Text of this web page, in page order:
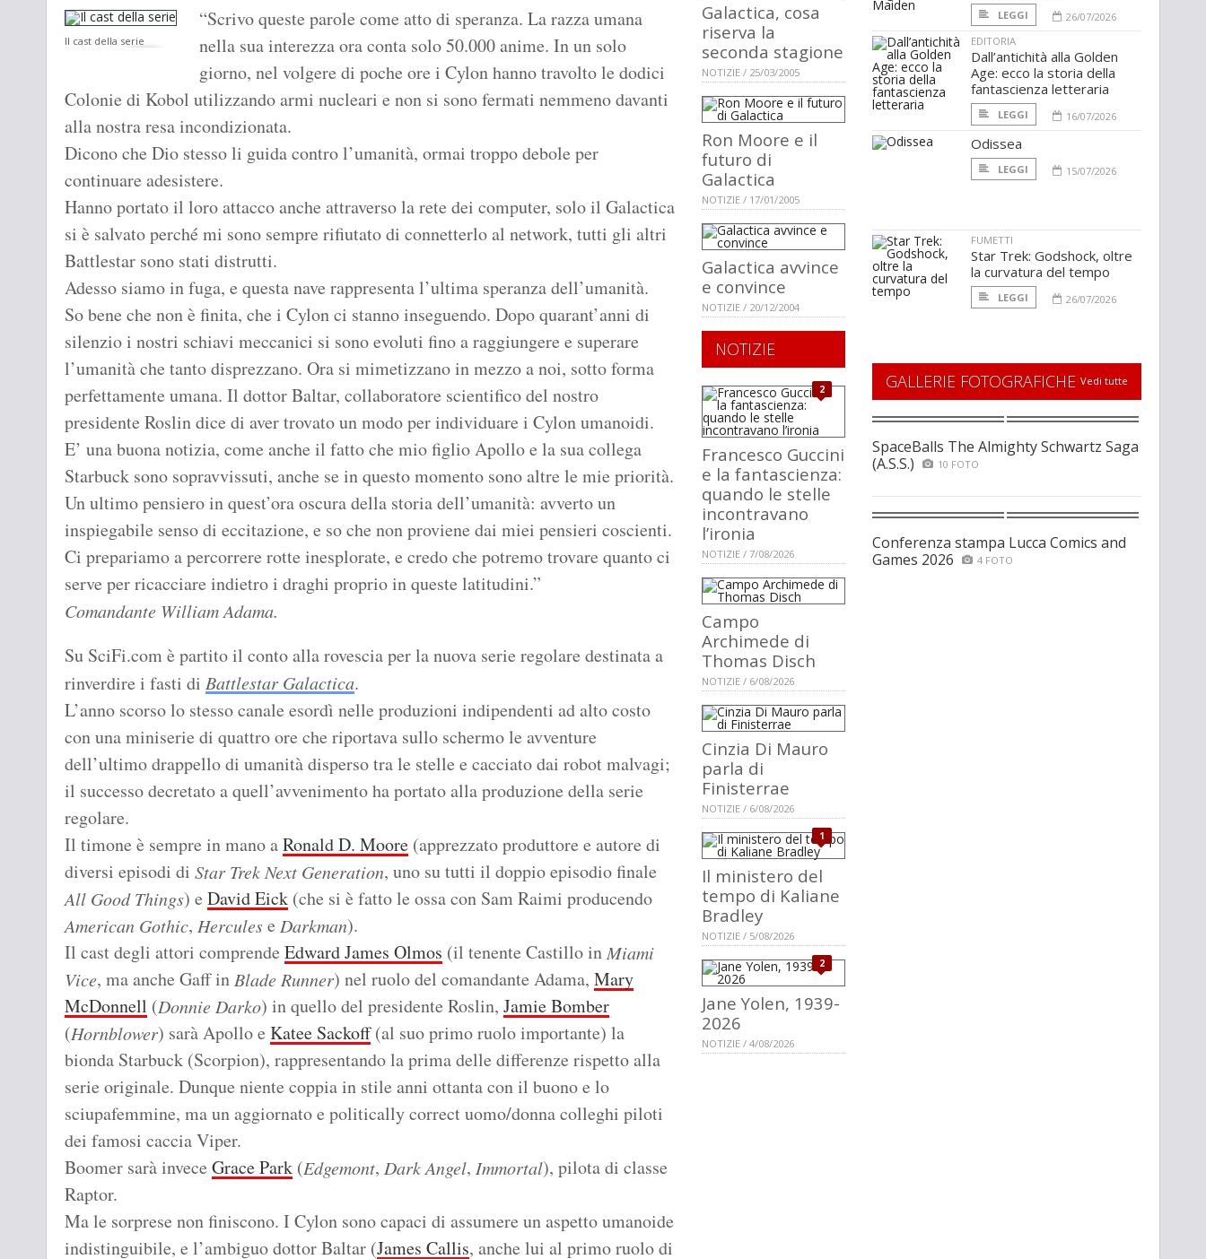
Il cast della serie
“Scrivo queste parole come atto di speranza. La razza umana
nella sua interezza ora conta solo 50.000 anime. In un solo
giorno, nel volgere di poche ore i Cylon hanno travolto le dodici
Colonie di Kobol utilizzando armi nucleari e non si sono fermati nemmeno davanti
alla nostra resa incondizionata.
Dicono che Dio stesso li guida contro l’umanità, ormai troppo debole per
continuare adesistere.
Hanno portato il loro attacco anche attraverso la rete dei computer, solo il Galactica
si è salvato perché mi sono sempre rifiutato di connetterlo al network, tutti gli altri
Battlestar sono stati distrutti.
Adesso siamo in fuga, e questa nave rappresenta l’ultima speranza dell’umanità.
So bene che non è finita, che i Cylon ci stanno inseguendo. Dopo quarant’anni di
silenzio i nostri schiavi meccanici si sono evoluti fino a raggiungere e superare
l’umanità che tanto disprezzano. Ora si mimetizzano in mezzo a noi, sotto forma
perfettamente umana. Il dottor Baltar, collaboratore scientifico del nostro
presidente Roslin dice di aver trovato un modo per individuare i Cylon umanoidi.
E’ una buona notizia, come anche il fatto che mio figlio Apollo e la sua collega
Starbuck sono sopravvissuti, anche se in questo momento sono altre le mie priorità.
Un ultimo pensiero in quest’ora oscura della storia dell’umanità: avverto un
inspiegabile senso di eccitazione, e so che non proviene dai miei pensieri coscienti.
Ci prepariamo a percorrere rotte inesplorate, e credo che potremo trovare quanto ci
serve per ricacciare indietro i draghi proprio in queste latitudini.”
Comandante William Adama.
Su SciFi.com è partito il conto alla rovescia per la nuova serie regolare destinata a
rinverdire i fasti di Battlestar Galactica.
L’anno scorso lo stesso canale esordì nelle produzioni indipendenti ad alto costo
con una miniserie di quattro ore che riportava sullo schermo le avventure
dell’ultimo drappello di umanità disperso tra le stelle e cacciato dai robot malvagi;
il successo decretato a quell’avvenimento ha portato alla produzione della serie
regolare.
Il timone è sempre in mano aRonald D. Moore (apprezzato produttore e autore di
diversi episodi di Star Trek Next Generation, uno su tutti il doppio episodio finale
All Good Things) e David Eick (che si è fatto le ossa con Sam Raimi producendo
American Gothic, Herculese Darkman).
Il cast degli attori comprende Edward James Olmos (il tenente Castillo inMiami
Vice, ma anche Gaff inBlade Runner) nel ruolo del comandante Adama, Mary
McDonnell (Donnie Darko) in quello del presidente Roslin, Jamie Bomber
(Hornblower) sarà Apollo e Katee Sackoff(al suo primo ruolo importante) la
bionda Starbuck (Scorpion), rappresentando la prima delle differenze rispetto alla
serie originale. Dunque niente coppia in stile anni ottanta con il buono e lo
sciupafemmine, ma un aggiornato e politically correct uomo/donna colleghi piloti
dei famosi caccia Viper.
Boomer sarà invece Grace Park (Edgemont, Dark Angel, Immortal), pilota di classe
Raptor.
Ma le sorprese non finiscono. I Cylon sono capaci di assumere un aspetto umanoide
indistinguibile, e l’ambiguo dottor Baltar (James Callis, anche lui al primo ruolo di
Galactica, cosa
riserva la
seconda stagione
NOTIZIE / 25/03/2005
Ron Moore e il
futuro di
Galactica
NOTIZIE / 17/01/2005
Galactica avvince
e convince
NOTIZIE / 20/12/2004
NOTIZIE
2
Francesco Guccini
e la fantascienza:
quando le stelle
incontravano
l’ironia
NOTIZIE / 7/08/2026
Campo
Archimede di
Thomas Disch
NOTIZIE / 6/08/2026
Cinzia Di Mauro
parla di
Finisterrae
NOTIZIE / 6/08/2026
1
Il ministero del
tempo di Kaliane
Bradley
NOTIZIE / 5/08/2026
2
Jane Yolen, 1939-
2026
NOTIZIE / 4/08/2026
LEGGI
26/07/2026
EDITORIA
Dall’antichità alla Golden
Age: ecco la storia della
fantascienza letteraria
LEGGI 16/07/2026
Odissea
LEGGI 15/07/2026
FUMETTI
Star Trek: Godshock, oltre
la curvatura del tempo
LEGGI 26/07/2026
GALLERIE FOTOGRAFICHE Vedi tutte
SpaceBalls The Almighty Schwartz Saga
(A.S.S.)
10 FOTO
Conferenza stampa Lucca Comics and
Games 2026
4 FOTO